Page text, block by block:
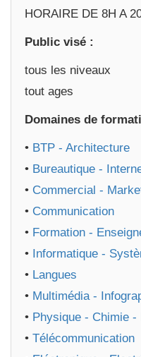
HORAIRE DE 8H A
Public visé :
tous les niveaux
tout ages
Domaines de
• BTP - Architecture
• Bureautique -
• Commercial -
• Communication
• Formation -
• Informatique -
• Langues
• Multimédia -
• Physique - Chimie -
• Télécommunication